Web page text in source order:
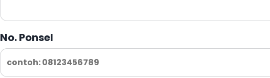
No. Ponsel